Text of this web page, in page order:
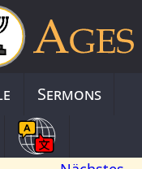
Sermons